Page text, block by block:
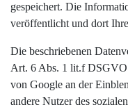
gespeichert. Die
veröffentlicht und dort
Die beschriebenen
Art. 6 Abs. 1 lit.f DSGVO
von Google an der
andere Nutzer des